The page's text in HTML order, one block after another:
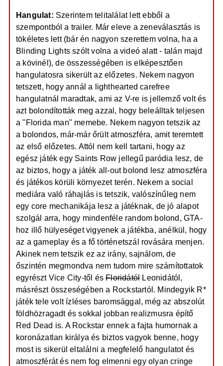
Hangulat: Szerintem telitalálat lett ebből a
szempontból a trailer. Már eleve a zeneválasztás is
tökéletes lett (bár én nagyon szerettem volna, ha a
Blinding Lights szólt volna a videó alatt - talán majd
a kövinél), de összességében is elképesztően
hangulatosra sikerült az előzetes. Nekem nagyon
tetszett, hogy annál a lighthearted carefree
hangulatnál maradtak, ami az V-re is jellemző volt és
azt bolondították meg azzal, hogy beleálltak teljesen
a "Florida man" memebe. Nekem nagyon tetszik az
a bolondos, már-már őrült atmoszféra, amit teremtett
az első előzetes. Attól nem kell tartani, hogy az
egész játék egy Saints Row jellegű paródia lesz, de
az biztos, hogy a játék all-out bolond lesz atmoszféra
és játékos körüli környezet terén. Nekem a social
mediára való ráhajlás is tetszik, valószínűleg nem
egy core mechanikája lesz a játéknak, de jó alapot
szolgál arra, hogy mindenféle random bolond, GTA-
hoz illő hülyeséget vigyenek a játékba, anélkül, hogy
az a gameplay és a fő történetszál rovására menjen.
Akinek nem tetszik ez az irány, sajnálom, de
őszintén megmondva nem tudom mire számítottatok
egyrészt Vice City-től ésFloridátólLeonidától,
másrészt összeségében a Rockstartól. Mindegyik R*
játék tele volt ízléses baromsággal, még az abszolút
földhözragadt és sokkal jobban realizmusra építő
Red Dead is. A Rockstar ennek a fajta humornak a
koronázatlan királya és biztos vagyok benne, hogy
most is sikerül eltalálni a megfelelő hangulatot és
atmoszférát és nem fog elmenni egy olyan cringe